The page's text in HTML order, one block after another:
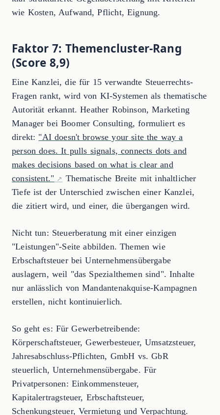
wie Kosten, Aufwand, Pflicht, Eignung.
Faktor 7: Themencluster-Rang
(Score 8,9)
Eine Kanzlei, die für 15 verwandte Steuerrechts-
Fragen rankt, wird von KI-Systemen als thematische
Autorität erkannt. Heather Robinson, Marketing
Manager bei Boomer Consulting, formuliert es
direkt: "AI doesn't browse your site the way a
person does. It pulls signals, connects dots and
makes decisions based on what is clear and
consistent."
Thematische Breite mit inhaltlicher
Tiefe ist der Unterschied zwischen einer Kanzlei,
die zitiert wird, und einer, die übergangen wird.
Nicht tun: Steuerberatung mit einer einzigen
"Leistungen"-Seite abbilden. Themen wie
Erbschaftsteuer bei Unternehmensübergabe
auslagern, weil "das Spezialthemen sind". Inhalte
nur anlässlich von Mandantenakquise-Kampagnen
erstellen, nicht kontinuierlich.
So geht es: Für Gewerbetreibende:
Körperschaftsteuer, Gewerbesteuer, Umsatzsteuer,
Jahresabschluss-Pflichten, GmbH vs. GbR
steuerlich, Unternehmensübergabe. Für
Privatpersonen: Einkommensteuer,
Kapitalertragsteuer, Erbschaftsteuer,
Schenkungsteuer, Vermietung und Verpachtung.